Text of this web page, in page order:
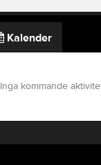
Kalender
Inga kommande